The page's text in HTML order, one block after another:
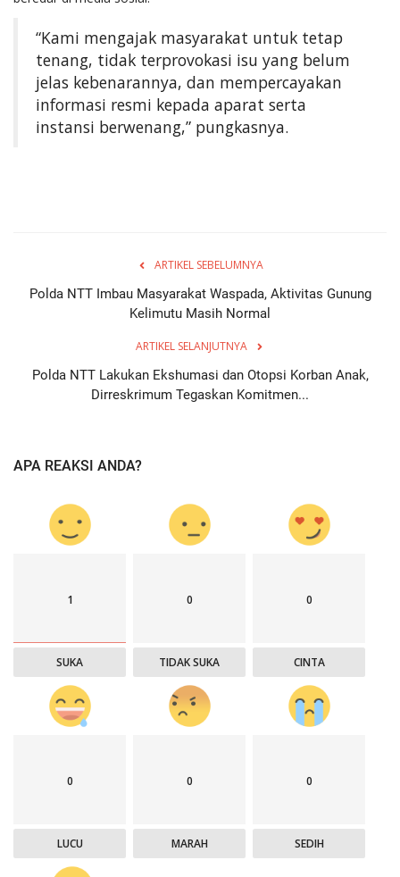
“Kami mengajak masyarakat untuk tetap
tenang, tidak terprovokasi isu yang belum
jelas kebenarannya, dan mempercayakan
informasi resmi kepada aparat serta
instansi berwenang,” pungkasnya.
ARTIKEL SEBELUMNYA
Polda NTT Imbau Masyarakat Waspada, Aktivitas Gunung
Kelimutu Masih Normal
ARTIKEL SELANJUTNYA
Polda NTT Lakukan Ekshumasi dan Otopsi Korban Anak,
Dirreskrimum Tegaskan Komitmen...
APA REAKSI ANDA?
1
SUKA
0
TIDAK SUKA
0
CINTA
0
LUCU
0
MARAH
0
SEDIH